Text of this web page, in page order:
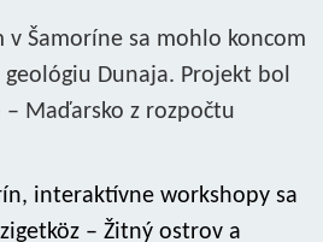
v Šamoríne sa mohlo koncom
Dunaja. Projekt bol
Maďarsko z rozpočtu
interaktívne workshopy sa
– Žitný ostrov a